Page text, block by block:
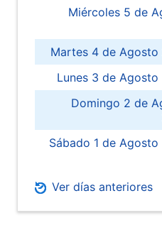
Miércoles 5 de
Martes 4 de Agosto
Lunes 3 de
Domingo 2 de
Sábado 1 de
Ver días anteriores